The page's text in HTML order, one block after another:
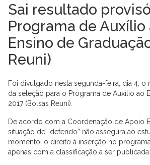
Sai resultado
Programa de Auxílio
Ensino de
Reuni)
Foi divulgado nesta segunda-feira, dia 4,
da seleção para o Programa de Auxílio ao
2017 (Bolsas Reuni).
De acordo com a Coordenação de Apoio
situação de “deferido” não assegura ao
momento, o direito à inserção no
apenas com a classificação a ser publicada